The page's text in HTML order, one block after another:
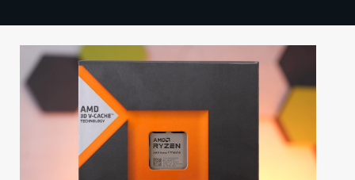
TECHBBS
TIETOA
HINTA.FI
VAIHDA TEEMA